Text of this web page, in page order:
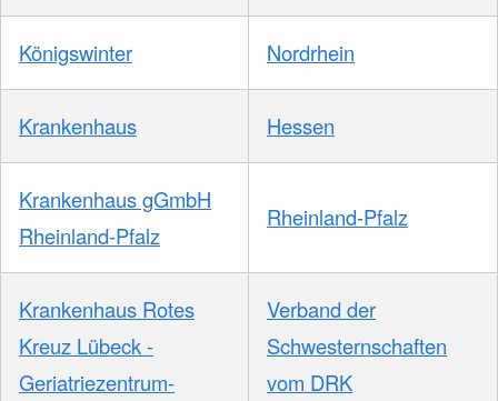
Königswinter Nordrhein
Krankenhaus Hessen
Krankenhaus gGmbH
Rheinland-Pfalz
Rheinland-Pfalz
Krankenhaus Rotes
Kreuz Lübeck -
Geriatriezentrum-
Verband der
Schwesternschaften
vom DRK